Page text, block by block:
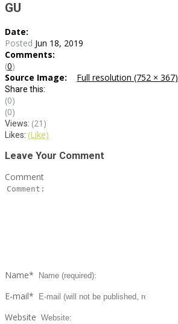
GU
Date:
Posted Jun 18, 2019
Comments:
(0)
Source Image:
Full resolution (752 × 367)
Share this:
(0)
(0)
Views: (21)
Likes: (Like)
Leave Your Comment
Comment
Name*
E-mail*
Website